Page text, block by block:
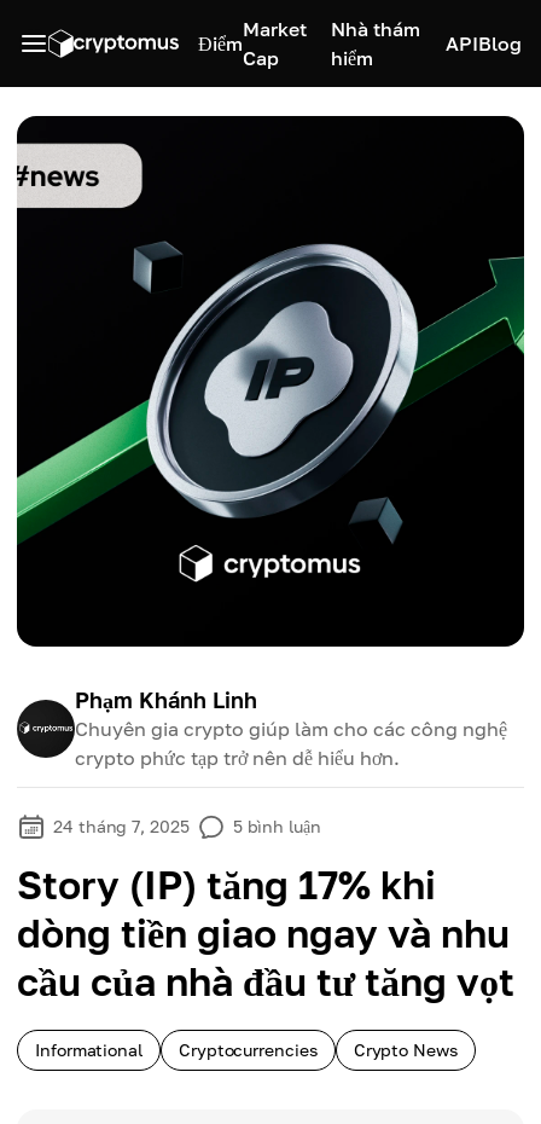
Điểm
Market
Cap
Nhà thám
hiểm
APIBlog
Phạm Khánh Linh
Chuyên gia crypto giúp làm cho các công nghệ
crypto phức tạp trở nên dễ hiểu hơn.
24 tháng 7, 2025 5 bình luận
Story (IP) tăng 17% khi
dòng tiền giao ngay và nhu
cầu của nhà đầu tư tăng vọt
Informational Cryptocurrencies Crypto News